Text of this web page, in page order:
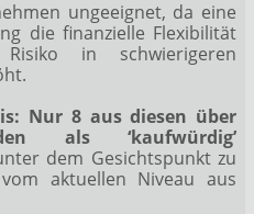
ungeeignet, da eine
die finanzielle Flexibilität
in schwierigeren
Nur 8 aus diesen über
als ‘kaufwürdig’
dem Gesichtspunkt zu
aktuellen Niveau aus